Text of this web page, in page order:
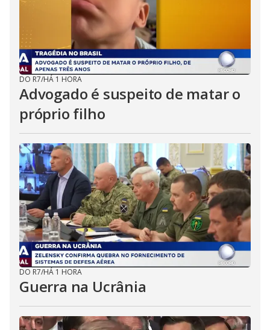
DO R7/HÁ 1 HORA
Advogado é suspeito de matar o
próprio filho
DO R7/HÁ 1 HORA
Guerra na Ucrânia